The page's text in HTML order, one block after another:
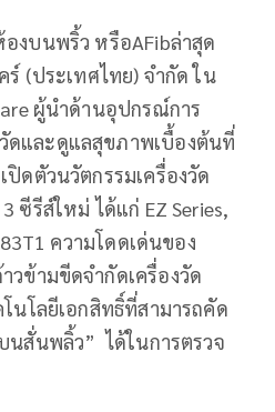
งบนพริ้ว หรือAFibล่าสุด
(ประเทศไทย) จำกัด ใน
ผู้นำด้านอุปกรณ์การ
ดและดูแลสุขภาพเบื้องต้นที่
ดตัวนวัตกรรมเครื่องวัด
ซีรีส์ใหม่ ได้แก่ EZ Series,
ความโดดเด่นของ
วข้ามขีดจำกัดเครื่องวัด
นโลยีเอกสิทธิ์ที่สามารถคัด
นสั่นพลิ้ว” ได้ในการตรวจ